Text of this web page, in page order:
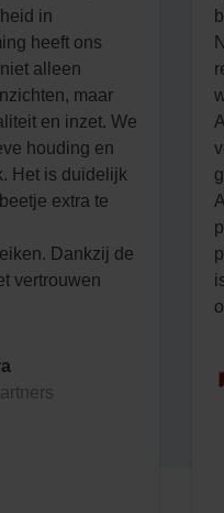
in
heeft ons
alleen
maar
en inzet. We
houding en
Het is duidelijk
extra te
Dankzij de
vertrouwen